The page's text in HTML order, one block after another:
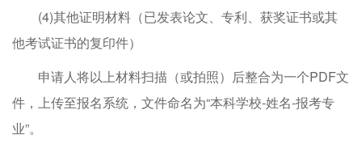
(4)其他证明材料（已发表论文、专利、获奖证书或其
他考试证书的复印件）
申请人将以上材料扫描（或拍照）后整合为一个PDF文
件，上传至报名系统，文件命名为“本科学校-姓名-报考专
业”。